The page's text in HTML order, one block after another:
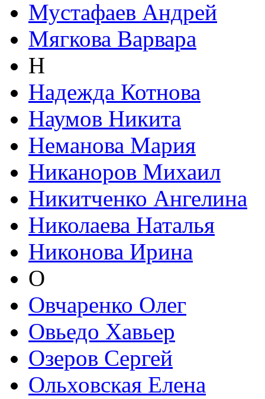
Мустафаев Андрей
Мягкова Варвара
Н
Надежда Котнова
Наумов Никита
Неманова Мария
Никаноров Михаил
Никитченко Ангелина
Николаева Наталья
Никонова Ирина
О
Овчаренко Олег
Овьедо Хавьер
Озеров Сергей
Ольховская Елена